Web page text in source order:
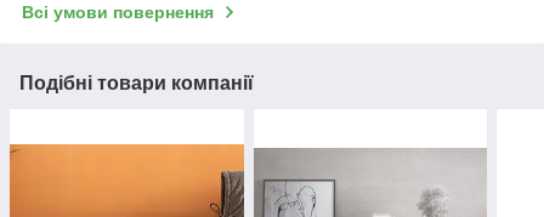
Всі умови повернення
Подібні товари компанії